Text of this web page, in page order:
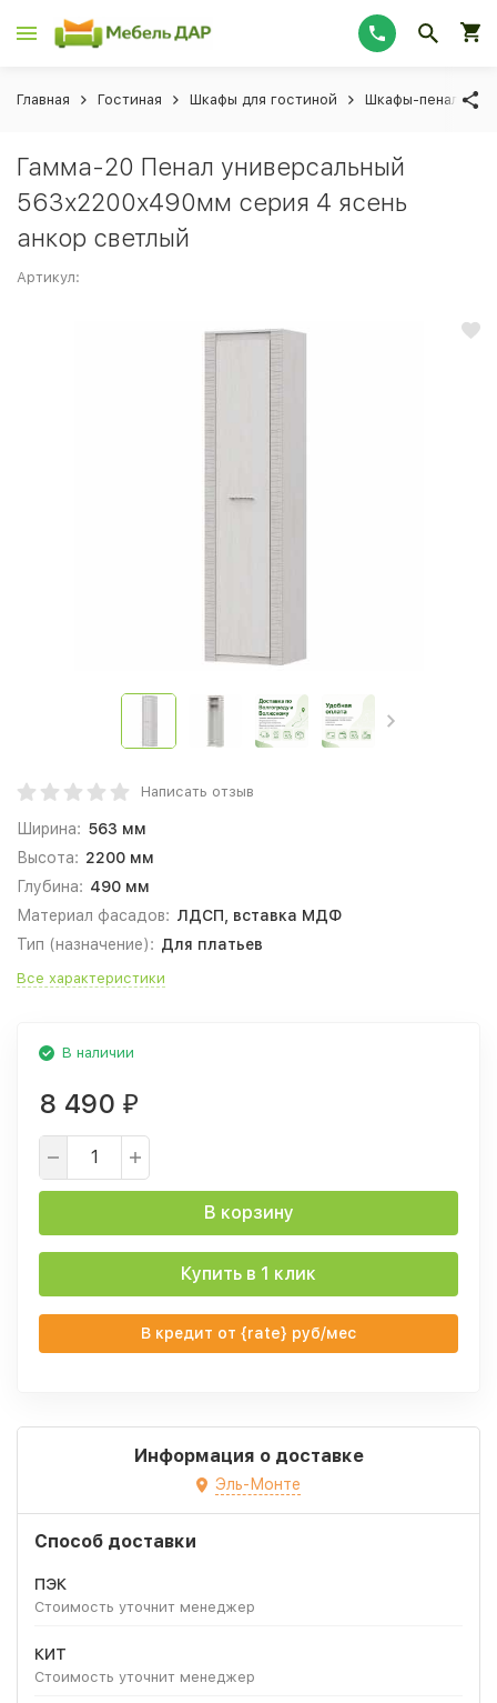
Главная Гостиная Шкафы для гостиной Шкафы-пеналы
Гамма-20 Пенал универсальный
563х2200х490мм серия 4 ясень
анкор светлый
Артикул:
Написать отзыв
Ширина: 563 мм
Высота: 2200 мм
Глубина: 490 мм
Материал фасадов: ЛДСП, вставка МДФ
Тип (назначение): Для платьев
Все характеристики
В наличии
8 490 ₽
В корзину
Купить в 1 клик
В кредит от {rate} руб/мес
Информация о доставке
Эль-Монте
Способ доставки
ПЭК
Стоимость уточнит менеджер
КИТ
Стоимость уточнит менеджер